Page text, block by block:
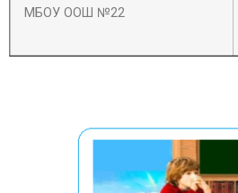
МБОУ ООШ №22